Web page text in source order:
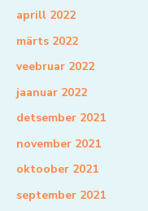
aprill 2022
märts 2022
veebruar 2022
jaanuar 2022
detsember 2021
november 2021
oktoober 2021
september 2021